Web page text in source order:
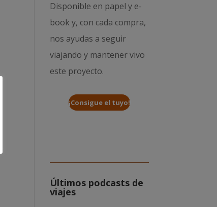
Disponible en papel y e-
book y, con cada compra,
nos ayudas a seguir
viajando y mantener vivo
este proyecto.
¡Consigue el tuyo!
Últimos podcasts de
viajes